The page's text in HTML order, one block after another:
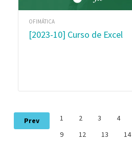
OFIMÁTICA
[2023-10] Curso de Excel
Prev 1 2 3 4
9
12 13 14